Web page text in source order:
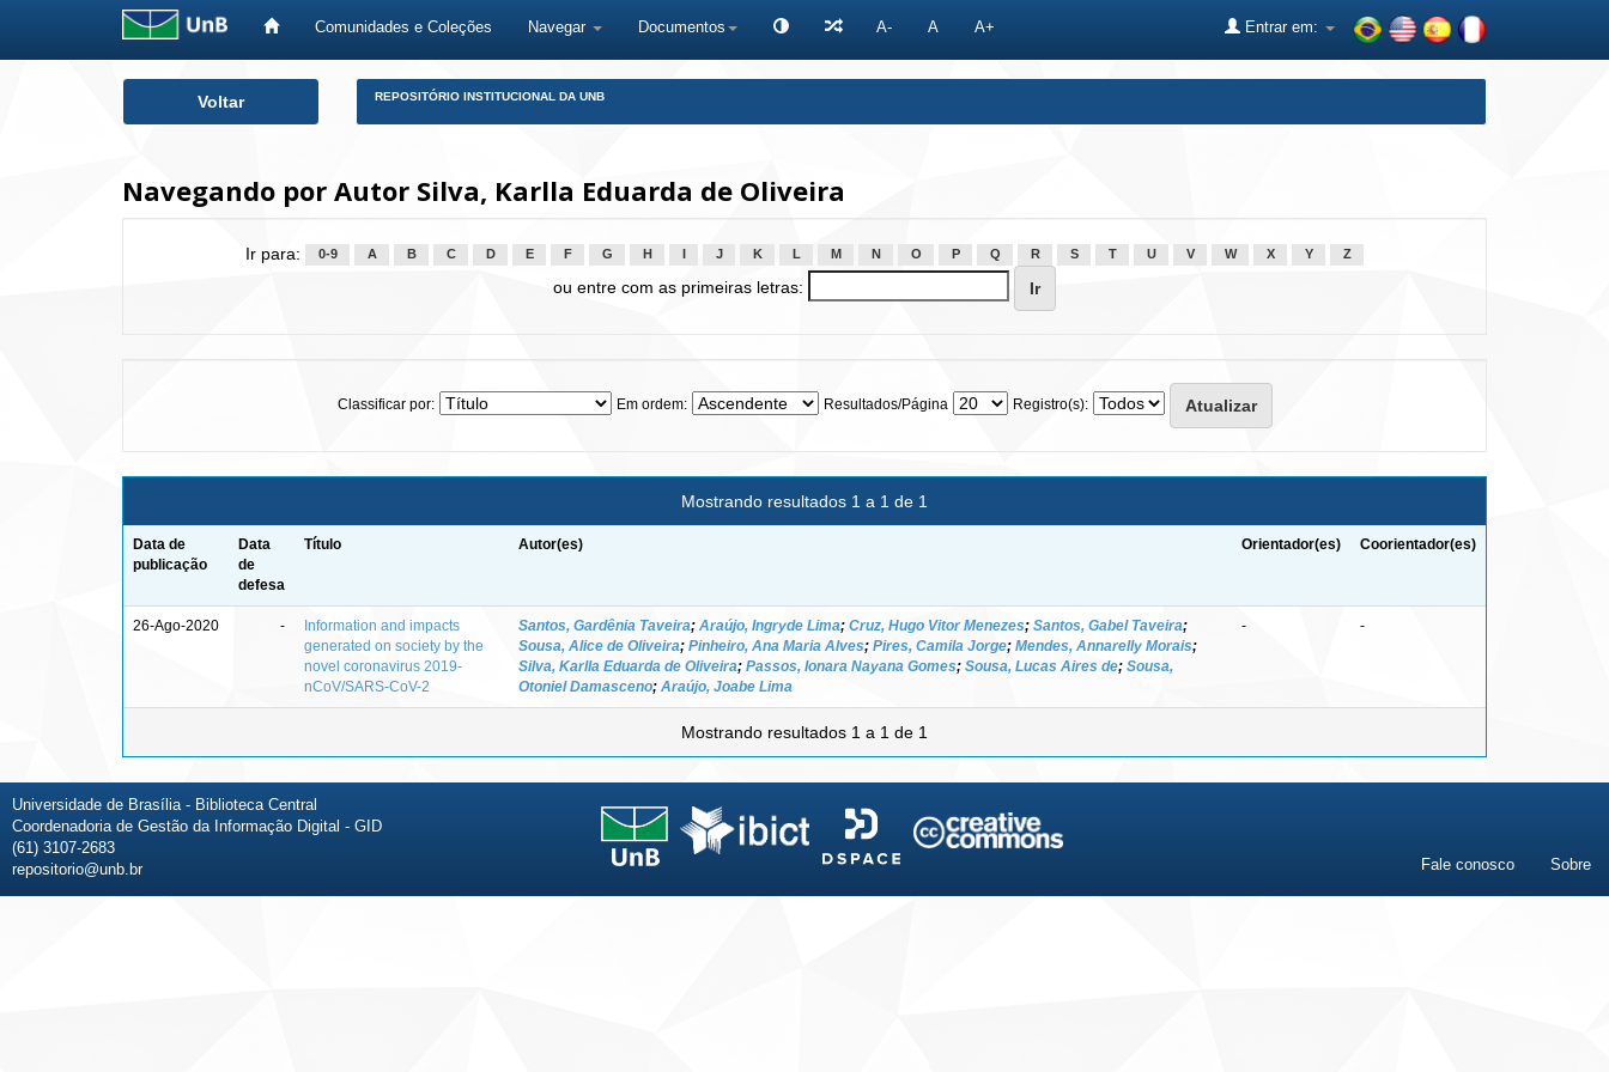
Comunidades e Coleções Navegar Documentos A- A A+ Entrar em:
Voltar REPOSITÓRIO INSTITUCIONAL DA UNB
Navegando por Autor Silva, Karlla Eduarda de Oliveira
Ir para: 0-9 A B C D E F G H J K L M N O P Q R S T U V W X Y Z
ou entre com as primeiras letras:
Classificar por: Em ordem: Resultados/Página Registro(s):
Mostrando resultados 1 a 1 de 1
Data de
publicação
Data
de
defesa
Título Autor(es) Orientador(es) Coorientador(es)
26-Ago-2020 -
Information and impacts
generated on society by the
novel coronavirus 2019-
nCoV/SARS-CoV-2
Santos, Gardênia Taveira; Araújo, Ingryde Lima; Cruz, Hugo Vitor Menezes; Santos, Gabel Taveira;
Sousa, Alice de Oliveira; Pinheiro, Ana Maria Alves; Pires, Camila Jorge; Mendes, Annarelly Morais;
Silva, Karlla Eduarda de Oliveira; Passos, Ionara Nayana Gomes; Sousa, Lucas Aires de; Sousa,
Otoniel Damasceno; Araújo, Joabe Lima
- -
Mostrando resultados 1 a 1 de 1
Universidade de Brasília - Biblioteca Central
Coordenadoria de Gestão da Informação Digital - GID
(61) 3107-2683
repositorio@unb.br
Fale conosco Sobre